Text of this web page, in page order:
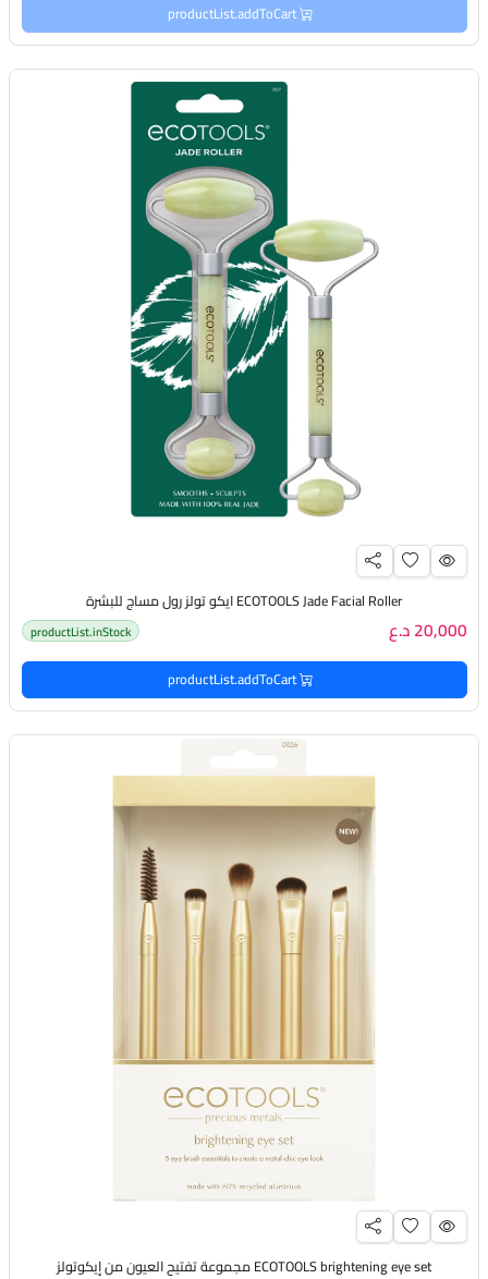
productList.addToCart
ECOTOOLS Jade Facial Roller ايكو تولز رول مساج للبشرة
20,000 د.ع productList.inStock
productList.addToCart
ECOTOOLS brightening eye set مجموعة تفتيح العيون من إيكوتولز